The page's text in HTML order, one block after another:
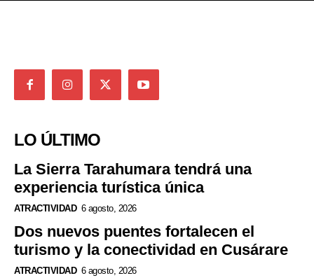
LO ÚLTIMO
La Sierra Tarahumara tendrá una
experiencia turística única
ATRACTIVIDAD 6 agosto, 2026
Dos nuevos puentes fortalecen el
turismo y la conectividad en Cusárare
ATRACTIVIDAD 6 agosto, 2026